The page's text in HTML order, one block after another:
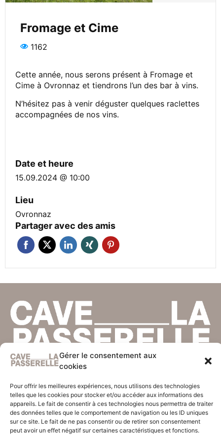
Gérer le consentement aux
cookies
Pour offrir les meilleures expériences, nous utilisons des technologies
telles que les cookies pour stocker et/ou accéder aux informations des
appareils. Le fait de consentir à ces technologies nous permettra de traiter
des données telles que le comportement de navigation ou les ID uniques
sur ce site. Le fait de ne pas consentir ou de retirer son consentement
peut avoir un effet négatif sur certaines caractéristiques et fonctions.
Fromage et Cime
1162
Cette année, nous serons présent à Fromage et
Cime à Ovronnaz et tiendrons l’un des bar à vins.
N’hésitez pas à venir déguster quelques raclettes
accompagnées de nos vins.
Date et heure
15.09.2024 @ 10:00
Lieu
Ovronnaz
Partager avec des amis
CAVE
1912 LEYTRON
AV. DES COMTES DE SAVOIE 211
1913 SAILLON
CONTACTS
CAROLINE TRAMAUX-ROSSIER
079 730 46 08
DYLAN TRAMAUX
079 906 13 88
MARC-ANDRÉ ROSSIER
079 314 75 03
INFO@CAVELAPASSERELLE.CH
SUIVEZ-NOUS